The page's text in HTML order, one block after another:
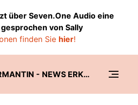
über Seven.One Audio eine
von Sally
finden Sie hier!
DIE INFORMANTIN - NEWS ERKLÄRT VON SALLY LISA STARKEN